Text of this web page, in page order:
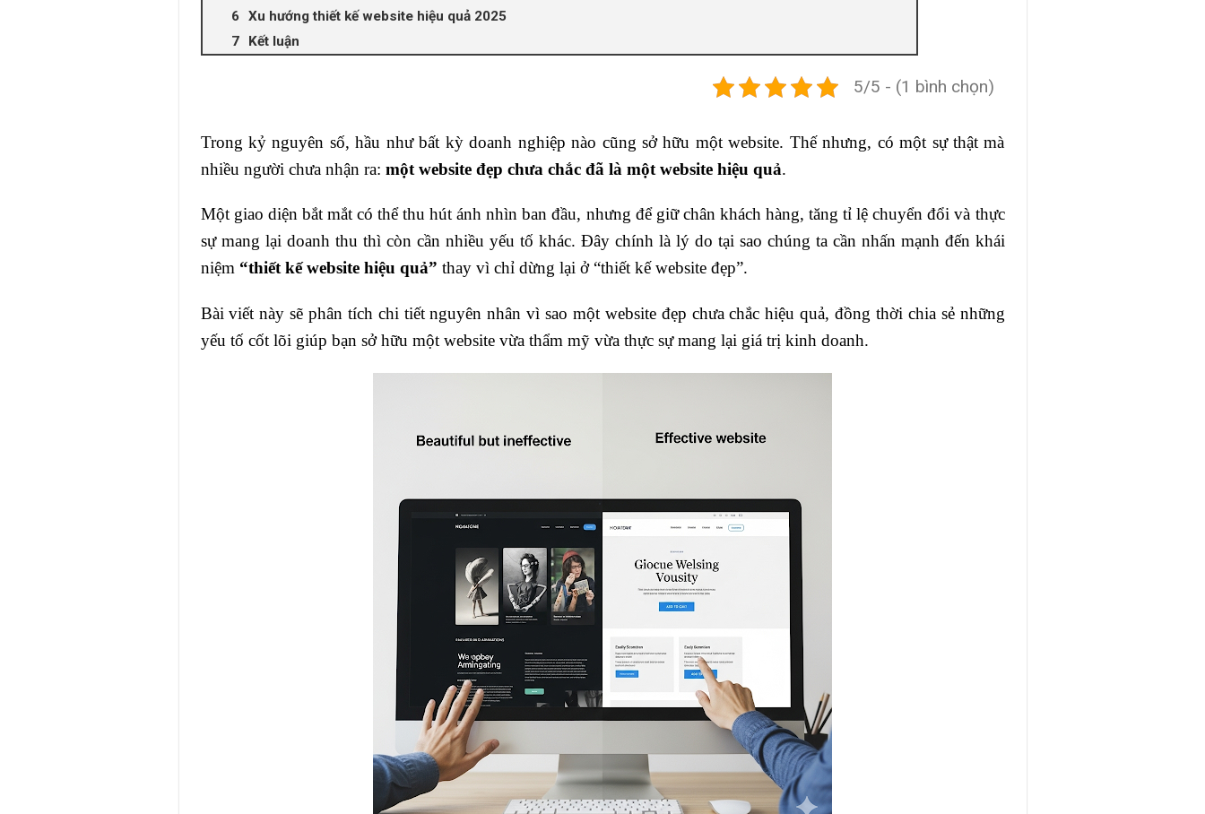
Xu hướng thiết kế website hiệu quả 2025
Kết luận
5/5 - (1 bình chọn)
Trong kỷ nguyên số, hầu như bất kỳ doanh nghiệp nào cũng sở hữu một website. Thế nhưng, có một sự thật mà
nhiều người chưa nhận ra: một website đẹp chưa chắc đã là một website hiệu quả.
Một giao diện bắt mắt có thể thu hút ánh nhìn ban đầu, nhưng để giữ chân khách hàng, tăng tỉ lệ chuyển đổi và thực
sự mang lại doanh thu thì còn cần nhiều yếu tố khác. Đây chính là lý do tại sao chúng ta cần nhấn mạnh đến khái
niệm “thiết kế website hiệu quả” thay vì chỉ dừng lại ở “thiết kế website đẹp”.
Bài viết này sẽ phân tích chi tiết nguyên nhân vì sao một website đẹp chưa chắc hiệu quả, đồng thời chia sẻ những
yếu tố cốt lõi giúp bạn sở hữu một website vừa thẩm mỹ vừa thực sự mang lại giá trị kinh doanh.